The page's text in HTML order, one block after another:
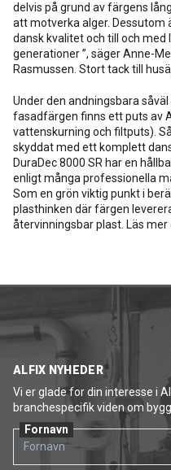
delvis på grund av färgens
att motverka alger.
dansk kvalitet och till och
generationer ”, säger Anne-
Rasmussen. Stort tack till
Under den andningsbara
fasadfärgen finns ett puts av
vattenskurning och filtputs).
skyddat med ett komplett
DuraDec 8000 SR har en
enligt många professionella
Som en grön viktig punkt i
plasthinken där färgen
återvinningsbar plast. Läs mer
ALFIX NYHEDER
Vi er glade for din interesse i
branchespecifik viden om
Fornavn